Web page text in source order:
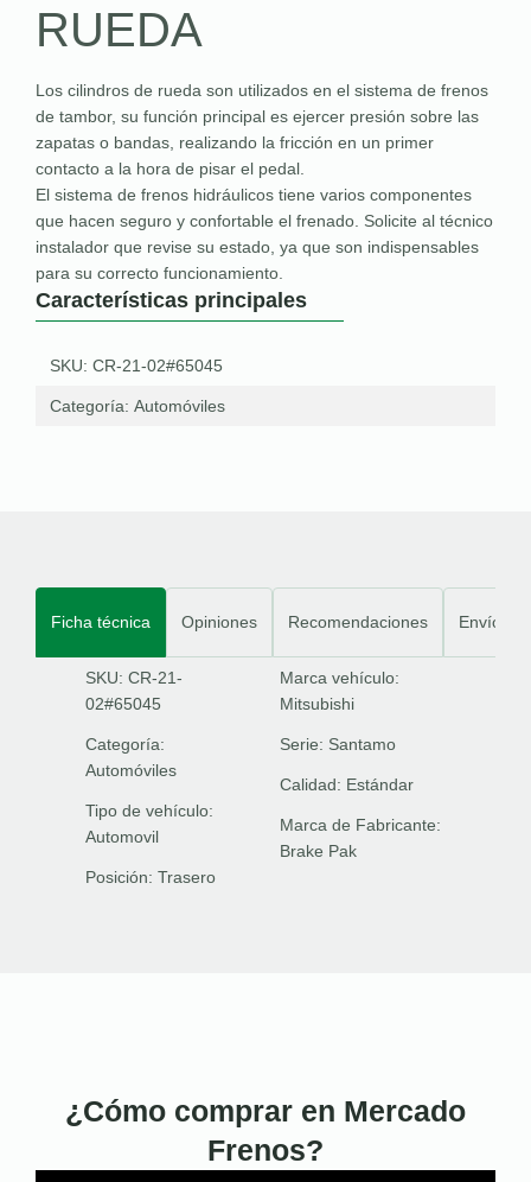
RUEDA
Los cilindros de rueda son utilizados en el sistema de frenos
de tambor, su función principal es ejercer presión sobre las
zapatas o bandas, realizando la fricción en un primer
contacto a la hora de pisar el pedal.
El sistema de frenos hidráulicos tiene varios componentes
que hacen seguro y confortable el frenado. Solicite al técnico
instalador que revise su estado, ya que son indispensables
para su correcto funcionamiento.
Características principales
SKU: CR-21-02#65045
Categoría: Automóviles
Ficha técnica Opiniones Recomendaciones Envíos
SKU: CR-21-
02#65045
Categoría:
Automóviles
Tipo de vehículo:
Automovil
Posición: Trasero
Marca vehículo:
Mitsubishi
Serie: Santamo
Calidad: Estándar
Marca de Fabricante:
Brake Pak
¿Cómo comprar en Mercado
Frenos?